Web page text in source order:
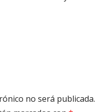
no será publicada.